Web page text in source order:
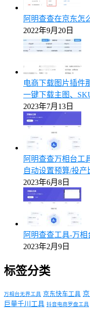
阿明查查在京东怎
2022年9月20日
电商下载图片插件
一键下载主图、
2023年7月13日
阿明查查万相台工
自动设置预算/投产
2023年6月8日
阿明查查工具-万
2023年2月9日
标签分类
万相台无界工具 京东快车工具
巨量千川工具 抖音电商罗盘工具